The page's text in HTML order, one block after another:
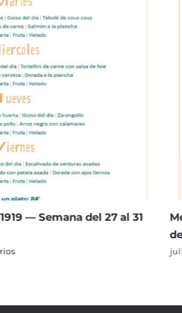
— Semana del 20 al 24